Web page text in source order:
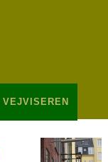
VEJVISEREN